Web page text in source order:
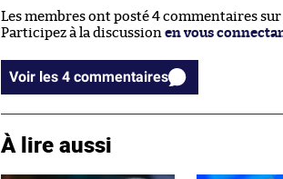
Les membres ont posté 4 commentaires
Participez à la discussion en vous
Voir les 4 commentaires
À lire aussi